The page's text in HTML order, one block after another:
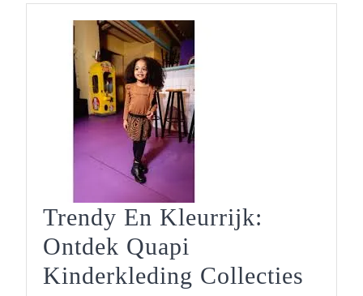
Trendy En Kleurrijk:
Ontdek Quapi
Kinderkleding Collecties